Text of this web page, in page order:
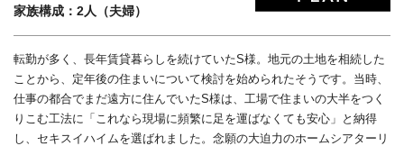
家族構成：2人（夫婦）
転勤が多く、長年賃貸暮らしを続けていたS様。地元の土地を相続した
ことから、定年後の住まいについて検討を始められたそうです。当時、
仕事の都合でまだ遠方に住んでいたS様は、工場で住まいの大半をつく
りこむ工法に「これなら現場に頻繁に足を運ばなくても安心」と納得
し、セキスイハイムを選ばれました。念願の大迫力のホームシアターリ